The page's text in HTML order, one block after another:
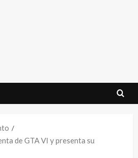
de GTA VI y presenta su